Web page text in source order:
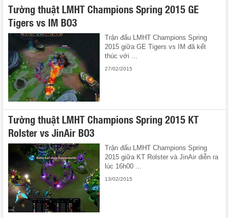
Tường thuật LMHT Champions Spring 2015 GE
Tigers vs IM BO3
Trận đấu LMHT Champions Spring
2015 giữa GE Tigers vs IM đã kết
thúc với ...
27/02/2015
Tường thuật LMHT Champions Spring 2015 KT
Rolster vs JinAir BO3
Trận đấu LMHT Champions Spring
2015 giữa KT Rolster và JinAir diễn ra
lúc 16h00 ...
13/02/2015